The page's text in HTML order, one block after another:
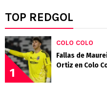
TOP REDGOL
1
COLO COLO
Fallas de
Ortiz en Colo